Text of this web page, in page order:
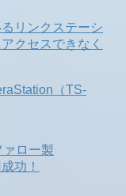
リンクステーシ
クセスできなく
（TS-
ロー製
功！